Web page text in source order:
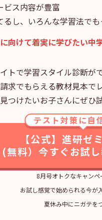
ビス内容が豊富
し、いろんな学習法でも
向けて着実に学びたい中
トで学習スタイル診断が
求でもらえる教材見本
つけたいお子さんにぜひ
テスト対策に自
【公式】進研ゼ
(無料）今すぐお試
8月号オトクなキャンペ
お試し感覚で始められる今が
夏休み中にニガテを